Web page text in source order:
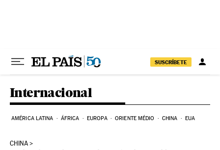
SUSCRÍBETE
Internacional
AMÉRICA LATINA ÁFRICA EUROPA ORIENTE MÉDIO CHINA EUA
CHINA